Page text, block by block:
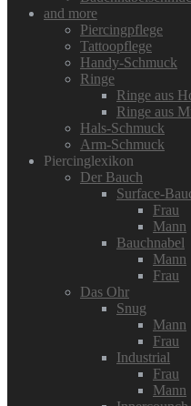
and more
Piercingpflege
Tattoopflege
Handy-Schmuck
Ringe
Ringe aus
Ringe aus
Hals-Schmuck
Arm-Schmuck
Piercinglexikon
Der Bauch
Surface-
Frau
Mann
Bauchnabel
Mann
Frau
Das Ohr
Snug
Mann
Frau
Industrial
Frau
Mann